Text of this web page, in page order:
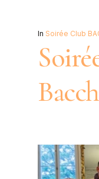
In Soirée Club